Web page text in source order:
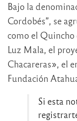
Bajo la
Cordobés”, se
como el
Luz Mala, el
Chacareras», el
Fundación
Si esta